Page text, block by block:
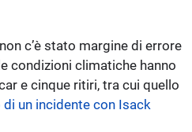
c’è stato margine di errore
condizioni climatiche hanno
e cinque ritiri, tra cui quello
un incidente con Isack